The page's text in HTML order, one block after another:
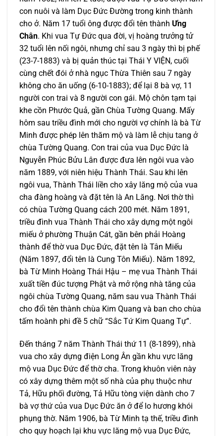
con nuôi và làm Dục Đức Đường trong kinh thành
cho ở. Năm 17 tuổi ông được đổi tên thành Ưng
Chân. Khi vua Tự Đức qua đời, vị hoàng trưởng tử
32 tuổi lên nối ngôi, nhưng chỉ sau 3 ngày thì bị phế
(23-7-1883) và bị quản thúc tại Thái Y VIỆN, cuối
cùng chết đói ở nhà ngục Thừa Thiên sau 7 ngày
không cho ăn uống (6-10-1883); để lại 8 bà vợ, 11
người con trai và 8 người con gái. Mộ chôn tạm tại
khe cồn Phước Quả, gần Chùa Tường Quang. Mấy
hôm sau triều đình mới cho người vợ chính là bà Từ
Minh được phép lên thăm mộ và làm lễ chịu tang ở
chùa Tường Quang. Con trai của vua Dục Đức là
Nguyễn Phúc Bửu Lân được đưa lên ngôi vua vào
năm 1889, với niên hiệu Thành Thái. Sau khi lên
ngôi vua, Thành Thái liền cho xây lăng mộ của vua
cha đàng hoàng và đặt tên là An Lăng. Nơi thờ thì
có chùa Tường Quang cách 200 mét. Năm 1891,
triều đình vua Thành Thái cho xây dựng một ngôi
miếu ở phường Thuận Cát, gần bên phải Hoàng
thành để thờ vua Dục Đức, đặt tên là Tân Miếu
(Năm 1897, đổi tên là Cung Tôn Miếu). Năm 1892,
bà Từ Minh Hoàng Thái Hậu – mẹ vua Thành Thái
xuất tiền đúc tượng Phật và mở rộng nhà tăng của
ngôi chùa Tường Quang, năm sau vua Thành Thái
cho đổi tên thành chùa Kim Quang và ban cho chùa
tấm hoành phi đề 5 chữ “Sắc Tứ Kim Quang Tự”.
Đến tháng 7 năm Thành Thái thứ 11 (8-1899), nhà
vua cho xây dựng điện Long Ân gần khu vực lăng
mộ vua Dục Đức để thờ cha. Trong khuôn viên này
có xây dựng thêm một số nhà của phụ thuộc như
Tả, Hữu phối đường, Tả Hữu tòng viện dành cho 7
bà vợ thứ của vua Dục Đức ăn ở để lo hương khói
phụng thờ. Năm 1906, bà Từ Minh tạ thế, triều đình
cho quy hoạch lại khu vực lăng mộ vua Dục Đức,